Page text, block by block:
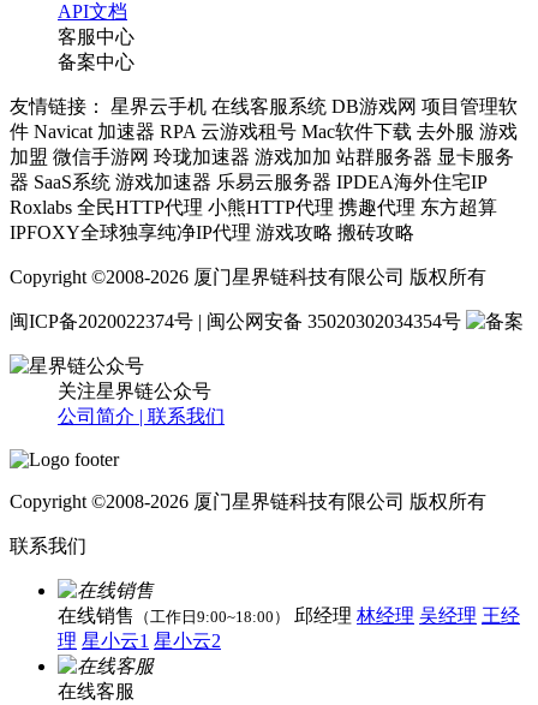
API文档
客服中心
备案中心
友情链接： 星界云手机 在线客服系统 DB游戏网 项目管理软
件 Navicat 加速器 RPA 云游戏租号 Mac软件下载 去外服 游戏
加盟 微信手游网 玲珑加速器 游戏加加 站群服务器 显卡服务
器 SaaS系统 游戏加速器 乐易云服务器 IPDEA海外住宅IP
Roxlabs 全民HTTP代理 小熊HTTP代理 携趣代理 东方超算
IPFOXY全球独享纯净IP代理 游戏攻略 搬砖攻略
Copyright ©2008-2026 厦门星界链科技有限公司 版权所有
闽ICP备2020022374号 | 闽公网安备 35020302034354号
关注星界链公众号
公司简介 | 联系我们
Copyright ©2008-2026 厦门星界链科技有限公司 版权所有
联系我们
在线销售 （工作日9:00~18:00） 邱经理 林经理 吴经理 王经
理 星小云1 星小云2
在线客服